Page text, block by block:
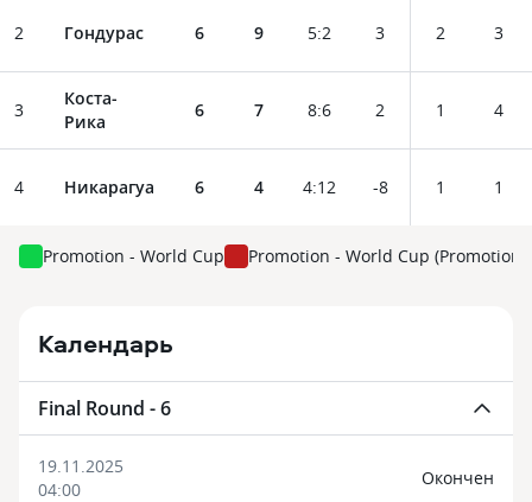
2 Гондурас 6 9 5:2 3 2 3
3
Коста-
Рика
6 7 8:6 2 1 4
4 Никарагуа 6 4 4:12 -8 1 1
Promotion - World Cup Promotion - World Cup (Promotion:
Календарь
Final Round - 6
19.11.2025
04:00
Окончен